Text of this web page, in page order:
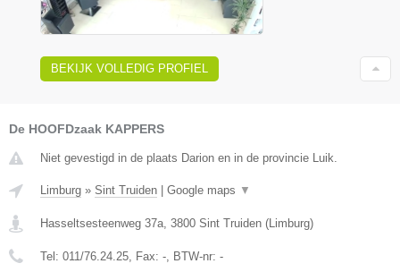
BEKIJK VOLLEDIG PROFIEL
De HOOFDzaak KAPPERS
Niet gevestigd in de plaats Darion en in de provincie Luik.
Limburg » Sint Truiden | Google maps ▼
Hasseltsesteenweg 37a 3800 Sint Truiden (Limburg)
Tel: 011/76.24.25 , Fax: - , BTW-nr: -